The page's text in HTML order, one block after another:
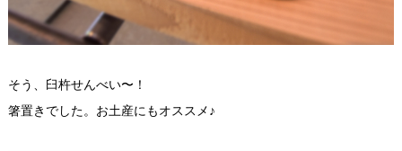
そう、臼杵せんべい〜！
箸置きでした。お土産にもオススメ♪